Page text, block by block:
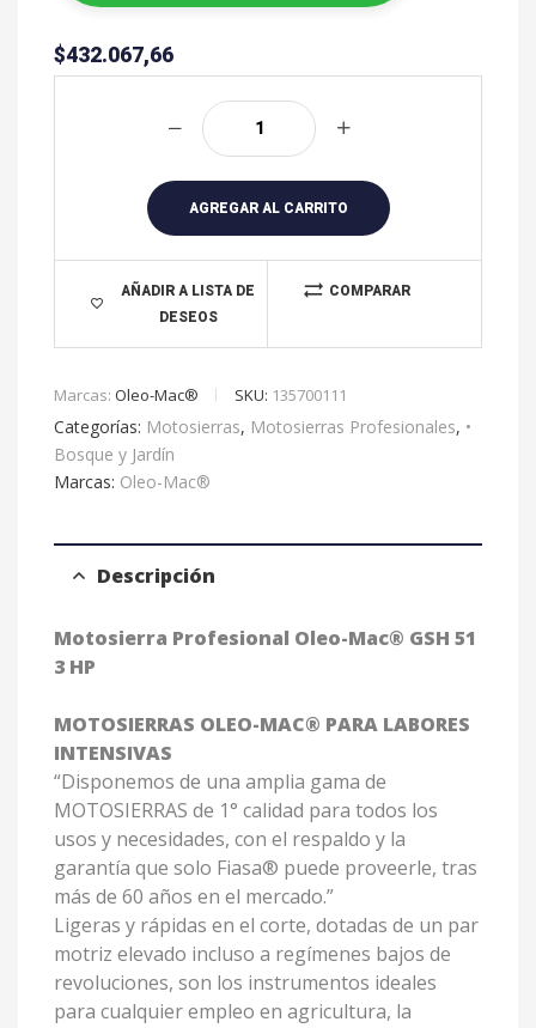
$432.067,66
AGREGAR AL CARRITO
AÑADIR A LISTA DE
DESEOS
COMPARAR
e
r
n
a
v
Marcas: Oleo-Mac® SKU: 135700111
Categorías: Motosierras, Motosierras Profesionales, •
Bosque y Jardín
Marcas: Oleo-Mac®
Descripción
Motosierra Profesional Oleo-Mac® GSH 51
3 HP
MOTOSIERRAS OLEO-MAC® PARA LABORES
INTENSIVAS
“Disponemos de una amplia gama de
MOTOSIERRAS de 1° calidad para todos los
usos y necesidades, con el respaldo y la
garantía que solo Fiasa® puede proveerle, tras
más de 60 años en el mercado.”
Ligeras y rápidas en el corte, dotadas de un par
motriz elevado incluso a regímenes bajos de
revoluciones, son los instrumentos ideales
para cualquier empleo en agricultura, la